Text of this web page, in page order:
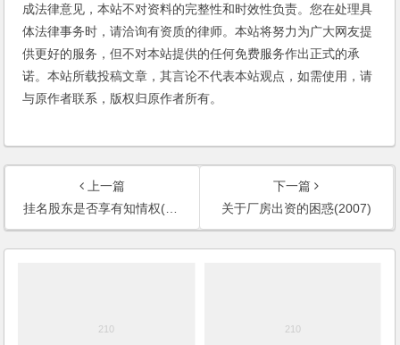
成法律意见，本站不对资料的完整性和时效性负责。您在处理具
体法律事务时，请洽询有资质的律师。本站将努力为广大网友提
供更好的服务，但不对本站提供的任何免费服务作出正式的承
诺。本站所载投稿文章，其言论不代表本站观点，如需使用，请
与原作者联系，版权归原作者所有。
上一篇
挂名股东是否享有知情权(2007)
下一篇
关于厂房出资的困惑(2007)